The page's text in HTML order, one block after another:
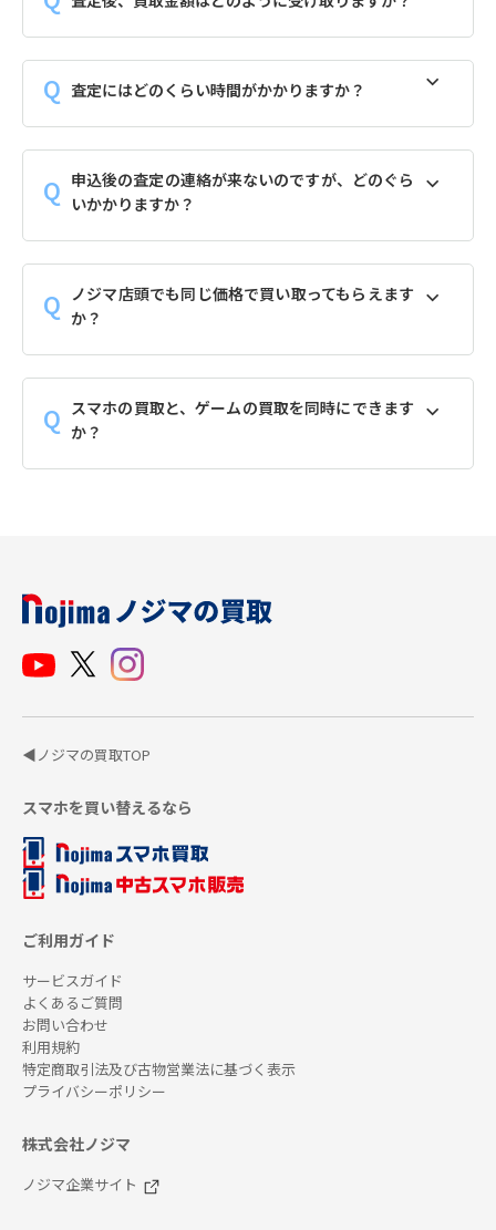
査定にはどのくらい時間がかかりますか？
申込後の査定の連絡が来ないのですが、どのぐら
いかかりますか？
ノジマ店頭でも同じ価格で買い取ってもらえます
か？
スマホの買取と、ゲームの買取を同時にできます
か？
◀ノジマの買取TOP
スマホを買い替えるなら
ご利用ガイド
サービスガイド
よくあるご質問
お問い合わせ
利用規約
特定商取引法及び古物営業法に基づく表示
プライバシーポリシー
株式会社ノジマ
ノジマ企業サイト